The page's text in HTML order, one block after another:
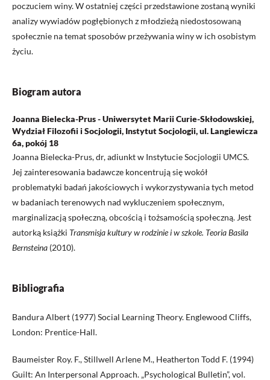
poczuciem winy. W ostatniej części przedstawione zostaną wyniki
analizy wywiadów pogłębionych z młodzieżą niedostosowaną
społecznie na temat sposobów przeżywania winy w ich osobistym
życiu.
Biogram autora
Joanna Bielecka-Prus - Uniwersytet Marii Curie-Skłodowskiej,
Wydział Filozofii i Socjologii, Instytut Socjologii, ul. Langiewicza
6a, pokój 18
Joanna Bielecka-Prus, dr, adiunkt w Instytucie Socjologii UMCS.
Jej zainteresowania badawcze koncentrują się wokół
problematyki badań jakościowych i wykorzystywania tych metod
w badaniach terenowych nad wykluczeniem społecznym,
marginalizacją społeczną, obcością i tożsamością społeczną. Jest
autorką książki Transmisja kultury w rodzinie i w szkole. Teoria Basila
Bernsteina (2010).
Bibliografia
Bandura Albert (1977) Social Learning Theory. Englewood Cliffs,
London: Prentice-Hall.
Baumeister Roy. F., Stillwell Arlene M., Heatherton Todd F. (1994)
Guilt: An Interpersonal Approach. „Psychological Bulletin”, vol.